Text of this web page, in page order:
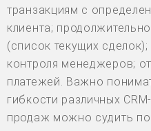
транзакциям с
клиента;
(список текущих
контроля менеджеров;
платежей. Важно
гибкости различных
продаж можно судить по